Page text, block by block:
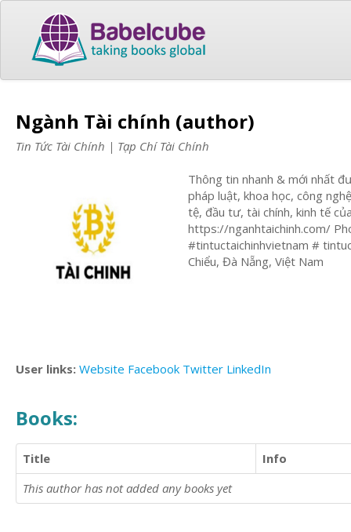
Ngành Tài chính (author)
Tin Tức Tài Chính | Tạp Chí Tài Chính
Thông tin nhanh & mới nhất
pháp luật, khoa học, công
tệ, đầu tư, tài chính, kinh tế
https://nganhtaichinh.com/
#tintuctaichinhvietnam #
Chiểu, Đà Nẵng, Việt Nam
User links: Website Facebook Twitter LinkedIn
Books:
Title
Info
This author has not added any books yet